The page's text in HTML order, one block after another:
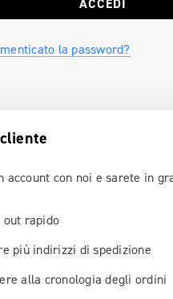
la password?
account con noi e sarete in
out rapido
più indirizzi di spedizione
alla cronologia degli ordini